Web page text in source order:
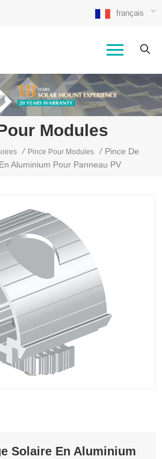
français
Modules
/ Pince Pour Modules / Pince De
Aluminium Pour Panneau PV
Solaire En Aluminium